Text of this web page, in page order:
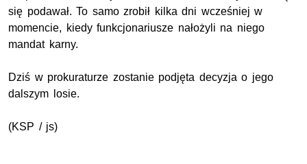
się podawał. To samo zrobił kilka dni wcześniej w
momencie, kiedy funkcjonariusze nałożyli na niego
mandat karny.
Dziś w prokuraturze zostanie podjęta decyzja o jego
dalszym losie.
(KSP / js)